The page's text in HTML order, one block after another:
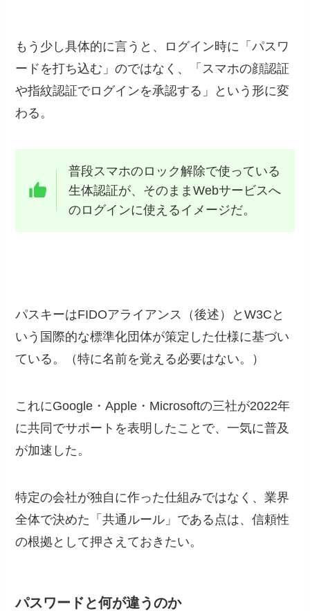
もう少し具体的に言うと、ログイン時に「パスワ
ードを打ち込む」のではなく、「スマホの顔認証
や指紋認証でログインを承認する」という形に変
わる。
普段スマホのロック解除で使っている
生体認証が、そのままWebサービスへ
のログインに使えるイメージだ。
パスキーはFIDOアライアンス（後述）とW3Cと
いう国際的な標準化団体が策定した仕様に基づい
ている。（特に名前を覚える必要はない。）
これにGoogle・Apple・Microsoftの三社が2022年
に共同でサポートを表明したことで、一気に普及
が加速した。
特定の会社が独自に作った仕組みではなく、業界
全体で決めた「共通ルール」である点は、信頼性
の根拠として押さえておきたい。
パスワードと何が違うのか